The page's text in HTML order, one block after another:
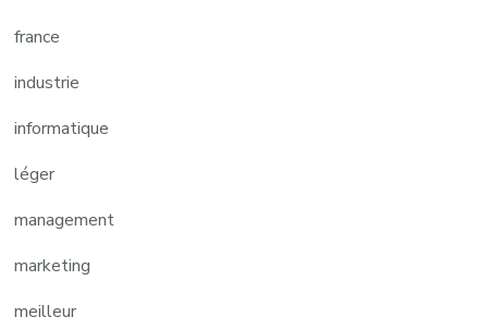
france
industrie
informatique
léger
management
marketing
meilleur